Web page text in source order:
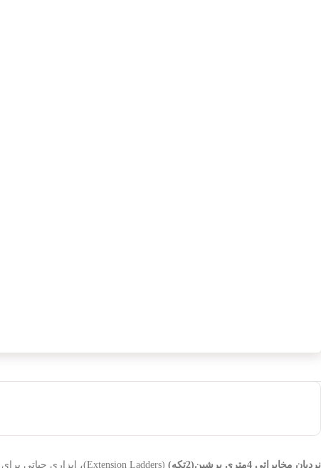
نردبان مخابراتی 4متری پرشین(2تکه) (Extension Ladders)، ابزاری حیاتی برای دسترسی به ارتفاعات بالاتر از دسترس معمول هستند. مدل